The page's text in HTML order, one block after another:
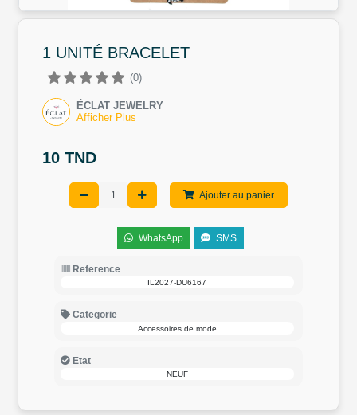
1 UNITÉ BRACELET
(0)
ÉCLAT JEWELRY
Afficher Plus
10 TND
Ajouter au panier
WhatsApp SMS
Reference
IL2027-DU6167
Categorie
Accessoires de mode
Etat
NEUF